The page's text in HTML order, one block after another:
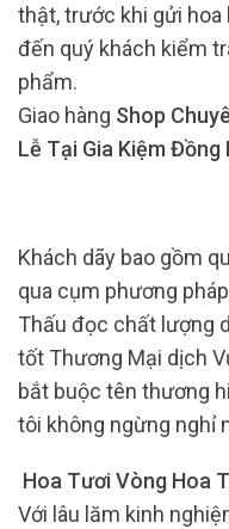
thật, trước khi gửi
đến quý khách kiểm
phẩm.
Giao hàng Shop
Lễ Tại Gia Kiệm Đồng
Khách dãy bao gồm
qua cụm phương
Thấu đọc chất lượng
tốt Thương Mại dịch
bắt buộc tên thương
tôi không ngừng nghỉ
Hoa Tươi Vòng Hoa
Với lâu lăm kinh